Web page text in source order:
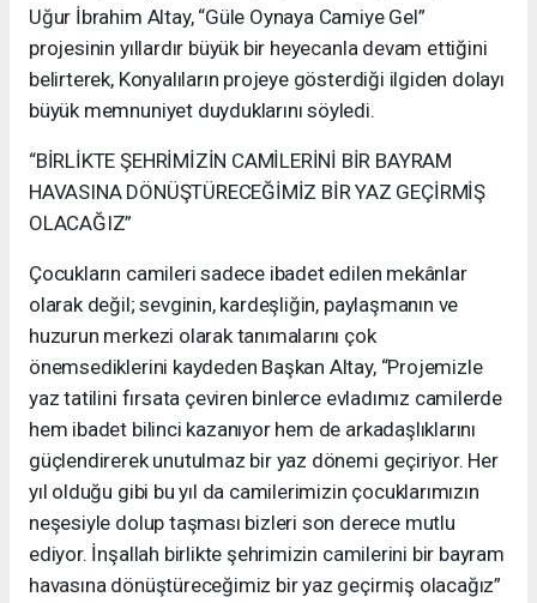
Uğur İbrahim Altay, “Güle Oynaya Camiye Gel”
projesinin yıllardır büyük bir heyecanla devam ettiğini
belirterek, Konyalıların projeye gösterdiği ilgiden dolayı
büyük memnuniyet duyduklarını söyledi.
“BİRLİKTE ŞEHRİMİZİN CAMİLERİNİ BİR BAYRAM
HAVASINA DÖNÜŞTÜRECEĞİMİZ BİR YAZ GEÇİRMİŞ
OLACAĞIZ”
Çocukların camileri sadece ibadet edilen mekânlar
olarak değil; sevginin, kardeşliğin, paylaşmanın ve
huzurun merkezi olarak tanımalarını çok
önemsediklerini kaydeden Başkan Altay, “Projemizle
yaz tatilini fırsata çeviren binlerce evladımız camilerde
hem ibadet bilinci kazanıyor hem de arkadaşlıklarını
güçlendirerek unutulmaz bir yaz dönemi geçiriyor. Her
yıl olduğu gibi bu yıl da camilerimizin çocuklarımızın
neşesiyle dolup taşması bizleri son derece mutlu
ediyor. İnşallah birlikte şehrimizin camilerini bir bayram
havasına dönüştüreceğimiz bir yaz geçirmiş olacağız”